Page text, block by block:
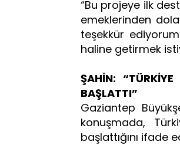
“Bu projeye ilk
emeklerinden
teşekkür
haline getirmek
ŞAHİN:
BAŞLATTI”
Gaziantep
konuşmada,
başlattığını ifade